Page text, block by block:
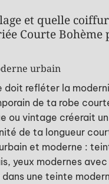
et quelle
Courte
urbain
doit refléter la
de ta robe
ou vintage créerait
de ta longueur
et moderne :
yeux modernes
une teinte